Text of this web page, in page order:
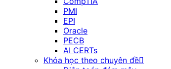
PMI
EPI
Oracle
PECB
AI CERTs
Khóa học theo chuyên đề